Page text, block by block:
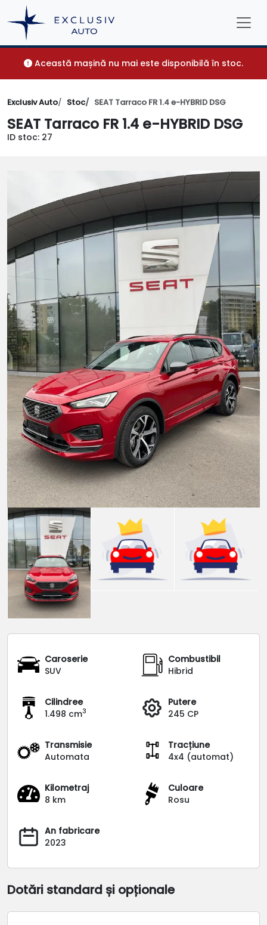
Această mașină nu mai este disponibilă în stoc.
Exclusiv Auto Stoc SEAT Tarraco FR 1.4 e-HYBRID DSG
SEAT Tarraco FR 1.4 e-HYBRID DSG
ID stoc: 27
Caroserie
SUV
Combustibil
Hibrid
Cilindree
1.498 cm3
Putere
245 CP
Transmisie
Automata
Tracțiune
4x4 (automat)
Kilometraj
8 km
Culoare
Rosu
An fabricare
2023
Dotări standard și opționale